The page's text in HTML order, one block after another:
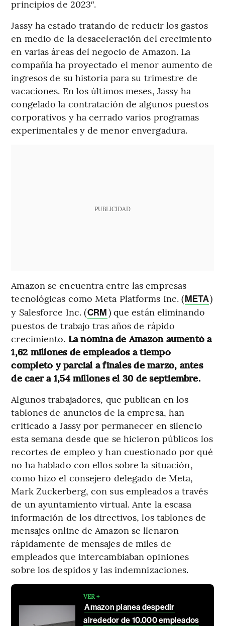
principios de 2023″.
Jassy ha estado tratando de reducir los gastos
en medio de la desaceleración del crecimiento
en varias áreas del negocio de Amazon. La
compañía ha proyectado el menor aumento de
ingresos de su historia para su trimestre de
vacaciones. En los últimos meses, Jassy ha
congelado la contratación de algunos puestos
corporativos y ha cerrado varios programas
experimentales y de menor envergadura.
PUBLICIDAD
Amazon se encuentra entre las empresas
tecnológicas como Meta Platforms Inc. (META)
y Salesforce Inc. (CRM) que están eliminando
puestos de trabajo tras años de rápido
crecimiento. La nómina de Amazon aumentó a
1,62 millones de empleados a tiempo
completo y parcial a finales de marzo, antes
de caer a 1,54 millones el 30 de septiembre.
Algunos trabajadores, que publican en los
tablones de anuncios de la empresa, han
criticado a Jassy por permanecer en silencio
esta semana desde que se hicieron públicos los
recortes de empleo y han cuestionado por qué
no ha hablado con ellos sobre la situación,
como hizo el consejero delegado de Meta,
Mark Zuckerberg, con sus empleados a través
de un ayuntamiento virtual. Ante la escasa
información de los directivos, los tablones de
mensajes online de Amazon se llenaron
rápidamente de mensajes de miles de
empleados que intercambiaban opiniones
sobre los despidos y las indemnizaciones.
VER +
Amazon planea despedir
alrededor de 10.000 empleados